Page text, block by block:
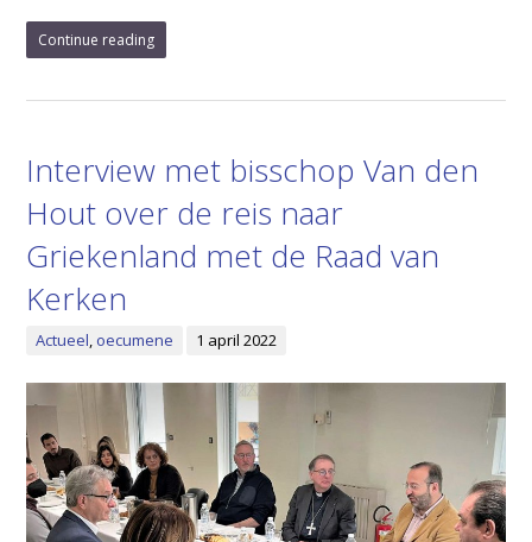
Continue reading
Interview met bisschop Van den
Hout over de reis naar
Griekenland met de Raad van
Kerken
Actueel, oecumene 1 april 2022